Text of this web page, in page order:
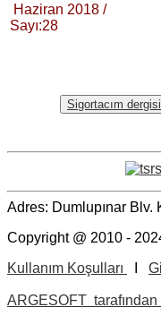
Haziran 2018 /
Sayı:28
Sigortacım
Adres: Dumlupınar Blv.
Copyright @ 2010 -
Kullanım Koşulları
ARGESOFT tarafından